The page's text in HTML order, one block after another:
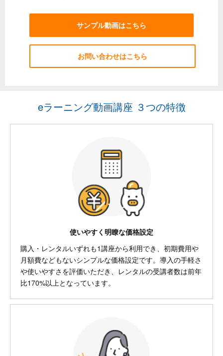
サンプル動画はこちら
お問い合わせはこちら
eラーニング動画講座 ３つの特徴
使いやすく明瞭な価格設定
購入・レンタルいずれも1講座から利用でき、初期費用や
月額費などもないシンプルな価格設定です。導入の手軽さ
や使いやすさを評価いただき、レンタルの受講者数は前年
比170%以上となっています。